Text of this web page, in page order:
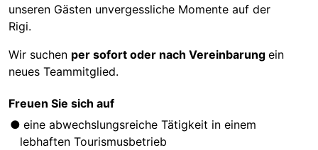
unseren Gästen unvergessliche Momente auf der
Rigi.
Wir suchen per sofort oder nach Vereinbarung ein
neues Teammitglied.
Freuen Sie sich auf
eine abwechslungsreiche Tätigkeit in einem
lebhaften Tourismusbetrieb